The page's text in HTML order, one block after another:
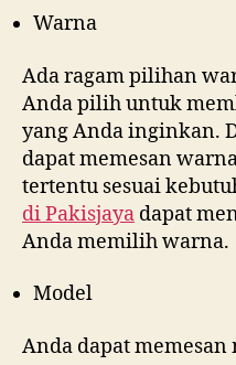
Warna
Ada ragam pilihan
Anda pilih untuk
yang Anda inginkan.
dapat memesan
tertentu sesuai
diPakisjaya dapat
Anda memilih warna.
Model
Anda dapat memesan